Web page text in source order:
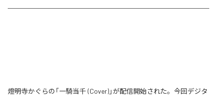
燈明寺かぐらの「一騎当千 (Cover)」が配信開始された。今回デジタ